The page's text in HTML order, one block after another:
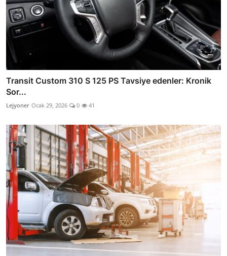
Transit Custom 310 S 125 PS Tavsiye edenler: Kronik
Sor...
Lejyoner Ocak 29, 2026 0 41